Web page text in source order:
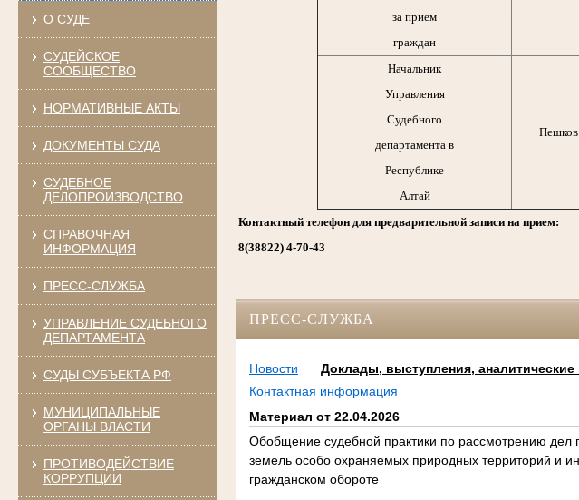
О СУДЕ
СУДЕЙСКОЕ
СООБЩЕСТВО
НОРМАТИВНЫЕ АКТЫ
ДОКУМЕНТЫ СУДА
СУДЕБНОЕ
ДЕЛОПРОИЗВОДСТВО
СПРАВОЧНАЯ
ИНФОРМАЦИЯ
ПРЕСС-СЛУЖБА
УПРАВЛЕНИЕ СУДЕБНОГО
ДЕПАРТАМЕНТА
СУДЫ СУБЪЕКТА РФ
МУНИЦИПАЛЬНЫЕ
ОРГАНЫ ВЛАСТИ
ПРОТИВОДЕЙСТВИЕ
КОРРУПЦИИ
за прием
граждан
Начальник
Управления
Судебного
департамента в
Республике
Алтай
Пешков
Контактный телефон для предварительной записи на прием:
8(38822) 4-70-43
ПРЕСС-СЛУЖБА
Новости Доклады, выступления,
Контактная информация
Материал от 22.04.2026
Обобщение судебной практики по рассмотрению дел
земель особо охраняемых природных территорий и
гражданском обороте